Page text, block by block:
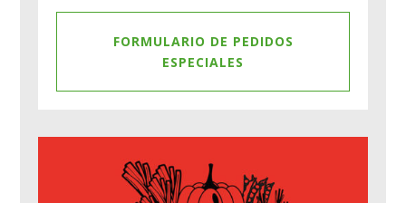
FORMULARIO DE PEDIDOS
ESPECIALES